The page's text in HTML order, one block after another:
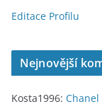
Editace Profilu
Nejnovější
Kosta1996: Chanel